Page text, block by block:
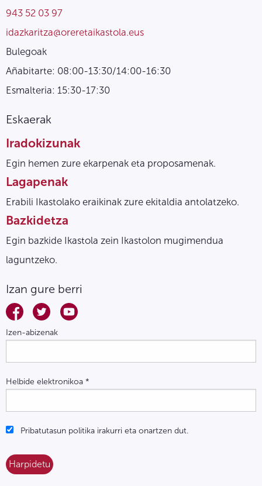
943 52 03 97
idazkaritza@oreretaikastola.eus
Bulegoak
Añabitarte: 08:00-13:30/14:00-16:30
Esmalteria: 15:30-17:30
Eskaerak
Iradokizunak
Egin hemen zure ekarpenak eta proposamenak.
Lagapenak
Erabili Ikastolako eraikinak zure ekitaldia antolatzeko.
Bazkidetza
Egin bazkide Ikastola zein Ikastolon mugimendua
laguntzeko.
Izan gure berri
Izen-abizenak
Helbide elektronikoa *
Pribatutasun politika irakurri eta onartzen dut.